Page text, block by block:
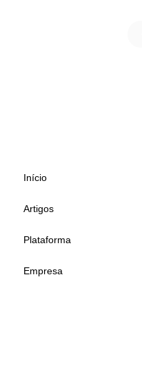
Início
Artigos
Plataforma
Empresa